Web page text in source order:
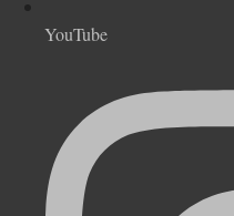
YouTube